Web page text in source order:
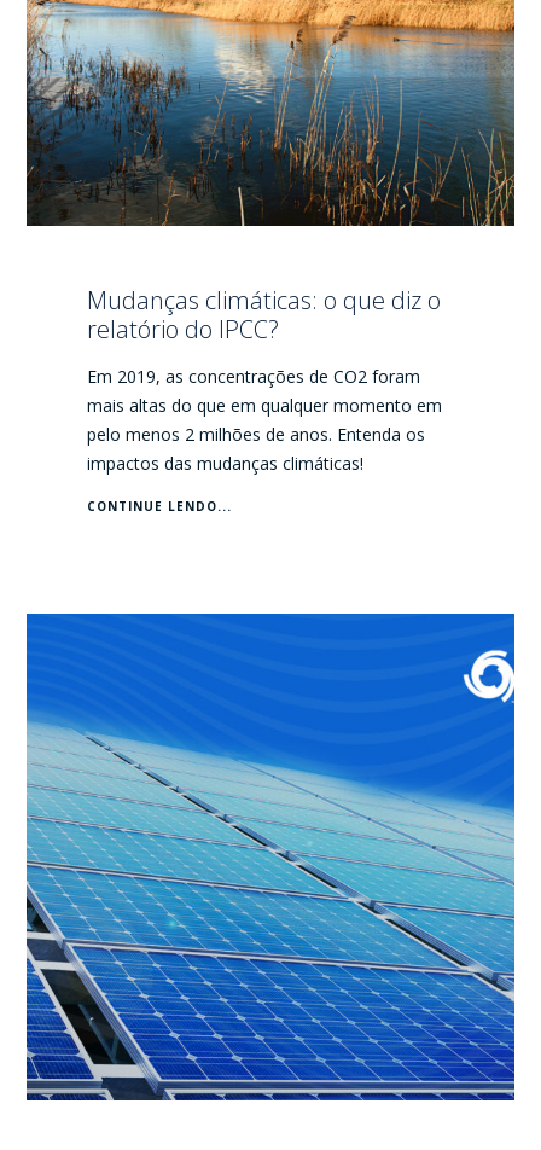
Mudanças climáticas: o que diz o
relatório do IPCC?
Em 2019, as concentrações de CO2 foram
mais altas do que em qualquer momento em
pelo menos 2 milhões de anos. Entenda os
impactos das mudanças climáticas!
CONTINUE LENDO...